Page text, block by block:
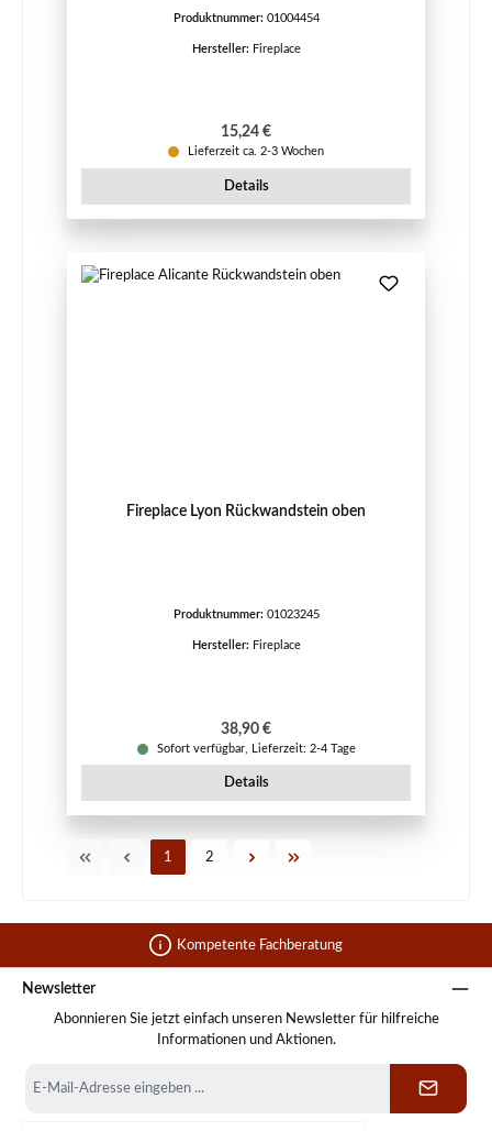
Produktnummer: 01004454
Hersteller: Fireplace
Regulärer Preis:
15,24 €
Lieferzeit ca. 2-3 Wochen
Details
Fireplace Lyon Rückwandstein oben
Produktnummer: 01023245
Hersteller: Fireplace
Regulärer Preis:
38,90 €
Sofort verfügbar, Lieferzeit: 2-4 Tage
Details
Seite
1 Seite
2
Kompetente Fachberatung
Newsletter
Abonnieren Sie jetzt einfach unseren Newsletter für hilfreiche
Informationen und Aktionen.
Mail-